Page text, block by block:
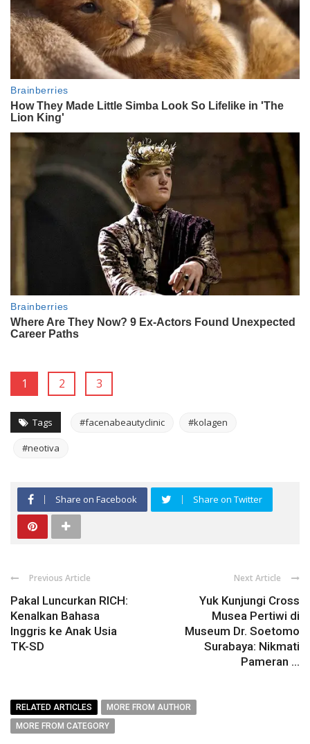
1 2 3
Tags #facenabeautyclinic #kolagen
#neotiva
Share on Facebook Share on Twitter
Previous Article
Pakal Luncurkan RICH:
Kenalkan Bahasa
Inggris ke Anak Usia
TK-SD
Next Article
Yuk Kunjungi Cross
Musea Pertiwi di
Museum Dr. Soetomo
Surabaya: Nikmati
Pameran ...
RELATED ARTICLES
MORE FROM AUTHOR
MORE FROM CATEGORY